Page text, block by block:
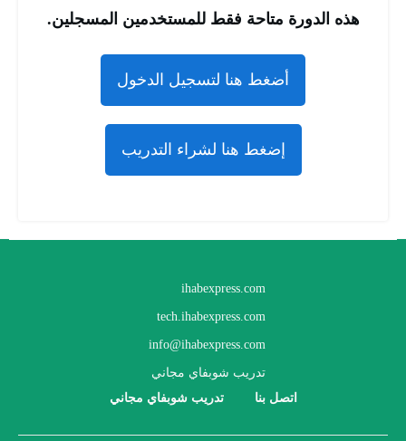
هذه الدورة متاحة فقط للمستخدمين المسجلين.
أضغط هنا لتسجيل الدخول
إضغط هنا لشراء التدريب
ihabexpress.com
tech.ihabexpress.com
info@ihabexpress.com
تدريب شوبفاي مجاني
اتصل بنا تدريب شوبفاي مجاني